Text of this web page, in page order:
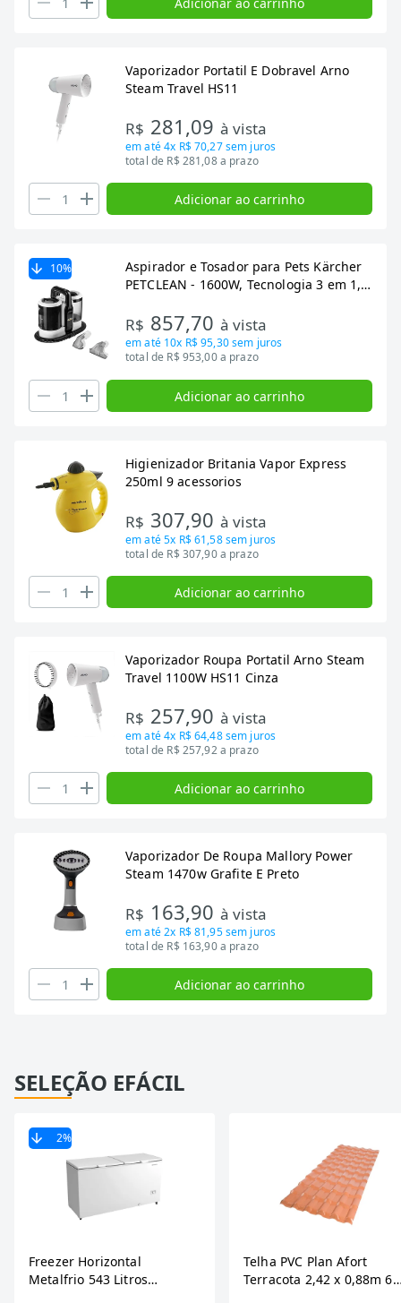
Vaporizador Portatil E Dobravel Arno
Steam Travel HS11
R$ 281,09 à vista
em até4x R$ 70,27sem juros
total de R$ 281,08 a prazo
Adicionar ao carrinho
10%
Aspirador e Tosador para Pets Kärcher
PETCLEAN - 1600W, Tecnologia 3 em 1,
R$ 857,70 à vista
em até 10x R$ 95,30sem juros
total de R$ 953,00 a prazo
Adicionar ao carrinho
Higienizador Britania Vapor Express
250ml 9 acessorios
R$ 307,90 à vista
em até5x R$ 61,58sem juros
total de R$ 307,90 a prazo
Adicionar ao carrinho
Vaporizador Roupa Portatil Arno Steam
Travel 1100W HS11 Cinza
R$ 257,90 à vista
em até4x R$ 64,48sem juros
total de R$ 257,92 a prazo
Adicionar ao carrinho
Vaporizador De Roupa Mallory Power
Steam 1470w Grafite E Preto
R$ 163,90 à vista
em até2x R$ 81,95sem juros
total de R$ 163,90 a prazo
Adicionar ao carrinho
SELEÇÃO EFÁCIL
2%
Freezer Horizontal
Metalfrio 543 Litros
Telha PVC Plan Afort
Terracota 2,42 x 0,88m 6